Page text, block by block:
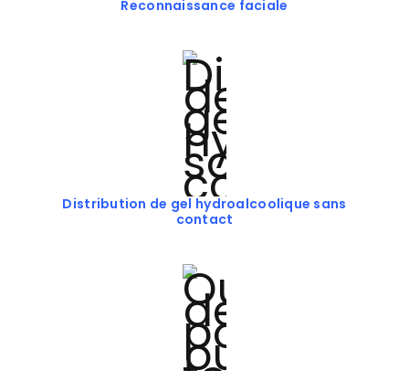
Reconnaissance faciale
Distribution de gel hydroalcoolique sans
contact